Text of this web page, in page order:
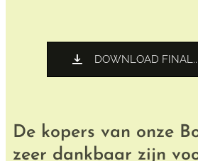
DOWNLOAD
De kopers van onze
zeer dankbaar zijn